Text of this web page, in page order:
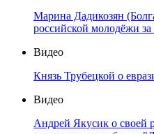
Марина Дадикозян
российской молодёжи
Видео
Князь Трубецкой о
Видео
Андрей Якусик о своей